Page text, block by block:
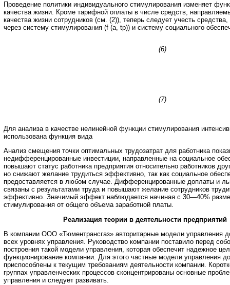
Проведение политики индивидуального стимулирования изменяет
качества жизни. Кроме тарифной оплаты в числе средств,
качества жизни сотрудников (см. (2)), теперь следует учесть
через систему стимулирования (f (a, tp)) и систему социального
(6)
(7)
Для анализа в качестве нелинейной функции стимулирования
использована функция вида
Анализ смещения точки оптимальных трудозатрат для работника
недифференцированные инвестиции, направленные на социальное
повышают статус работника предприятия относительно работников
но снижают желание трудиться эффективно, так как социальное
предоставляется в любом случае. Дифференцированные доплаты и
связаны с результатами труда и повышают желание сотрудников
эффективно. Значимый эффект наблюдается начиная с 30—40%
стимулирования от общего объема заработной платы.
Реализация теории в деятельности предприятий
В компании ООО «Тюментрансгаз» авторитарные модели управления
всех уровнях управления. Руководство компании поставило перед
построения такой модели управления, которая обеспечит надежное
функционирование компании. Для этого частные модели управления
приспособлены к текущим требованиям деятельности компании.
группах управленческих процессов сконцентрированы основные
управления и следует развивать.